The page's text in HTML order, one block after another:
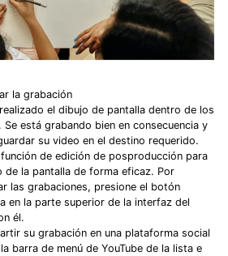
la grabación
el dibujo de pantalla dentro de los
está grabando bien en consecuencia y
su video en el destino requerido.
de edición de posproducción para
de la pantalla de forma eficaz. Por
las grabaciones, presione el botón
en la parte superior de la interfaz del
él.
su grabación en una plataforma social
barra de menú de YouTube de la lista e
Like a Pro, Edit
AI Ease.
Share. All with Filmora!
Try It Now